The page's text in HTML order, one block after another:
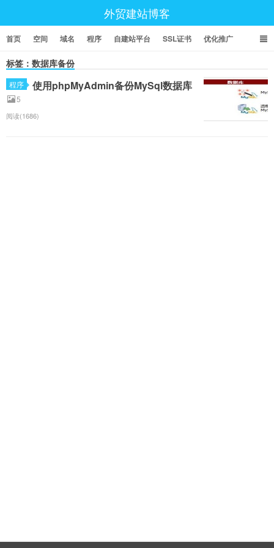
外贸建站博客
首页 空间 域名 程序 自建站平台 SSL证书 优化推广
标签：数据库备份
程序 使用phpMyAdmin备份MySql数据库
5
阅读(1686)